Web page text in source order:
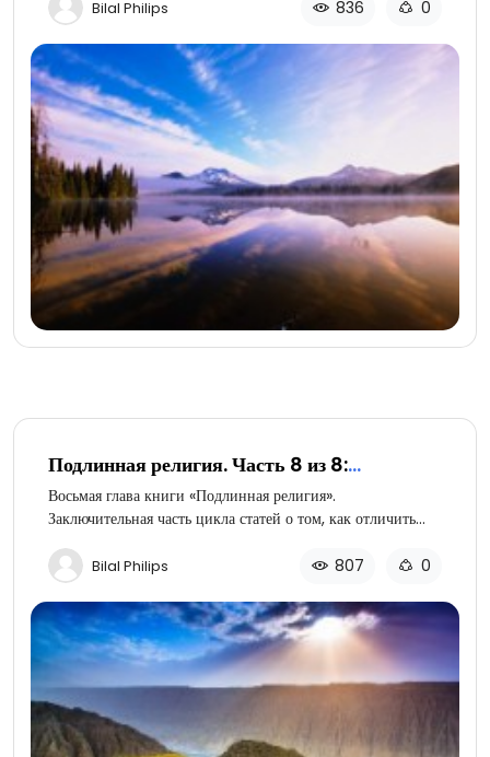
Bilal Philips 836 0
Подлинная религия. Часть 8 из 8:
Заключительная часть
Восьмая глава книги «Подлинная религия».
Заключительная часть цикла статей о том, как отличить
Bilal Philips 807 0